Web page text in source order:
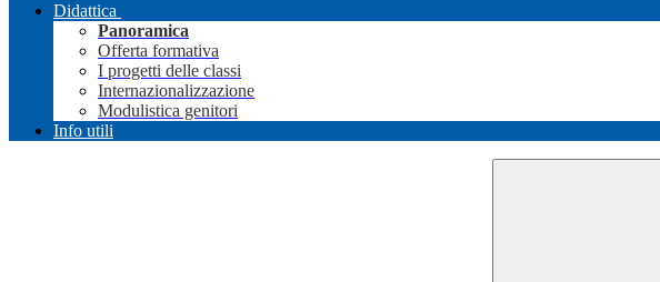
Didattica
Panoramica
Offerta formativa
I progetti delle classi
Internazionalizzazione
Modulistica genitori
Info utili